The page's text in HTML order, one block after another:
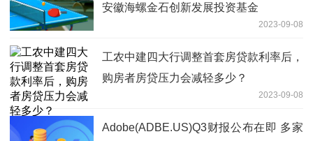
安徽海螺金石创新发展投资基金
2023-09-08
工农中建四大行调整首套房贷款利率后，
购房者房贷压力会减轻多少？
2023-09-08
Adobe(ADBE.US)Q3财报公布在即 多家